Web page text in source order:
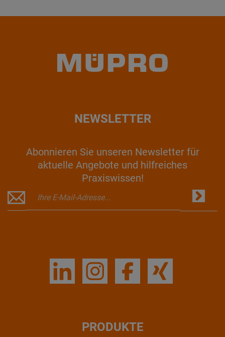
NEWSLETTER
Abonnieren Sie unseren Newsletter für
aktuelle Angebote und hilfreiches
Praxiswissen!
PRODUKTE